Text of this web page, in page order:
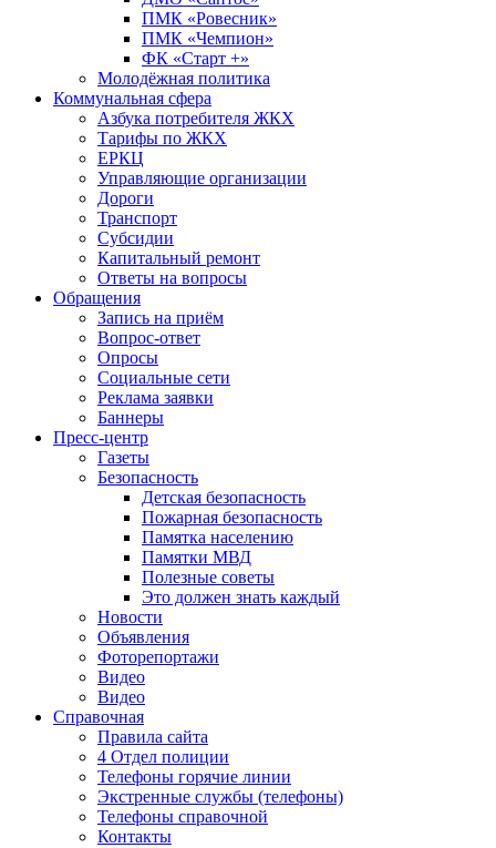
ПМК «Ровесник»
ПМК «Чемпион»
ФК «Старт +»
Молодёжная политика
Коммунальная сфера
Азбука потребителя ЖКХ
Тарифы по ЖКХ
ЕРКЦ
Управляющие организации
Дороги
Транспорт
Субсидии
Капитальный ремонт
Ответы на вопросы
Обращения
Запись на приём
Вопрос-ответ
Опросы
Социальные сети
Реклама заявки
Баннеры
Пресс-центр
Газеты
Безопасность
Детская безопасность
Пожарная безопасность
Памятка населению
Памятки МВД
Полезные советы
Это должен знать каждый
Новости
Объявления
Фоторепортажи
Видео
Видео
Справочная
Правила сайта
4 Отдел полиции
Телефоны горячие линии
Экстренные службы (телефоны)
Телефоны справочной
Контакты